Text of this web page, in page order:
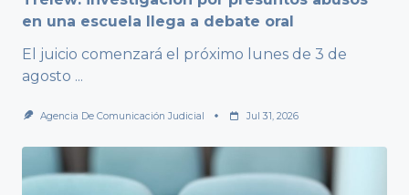
en una escuela llega a debate oral
El juicio comenzará el próximo lunes de 3 de
agosto ...
Agencia De Comunicación Judicial Jul 31, 2026